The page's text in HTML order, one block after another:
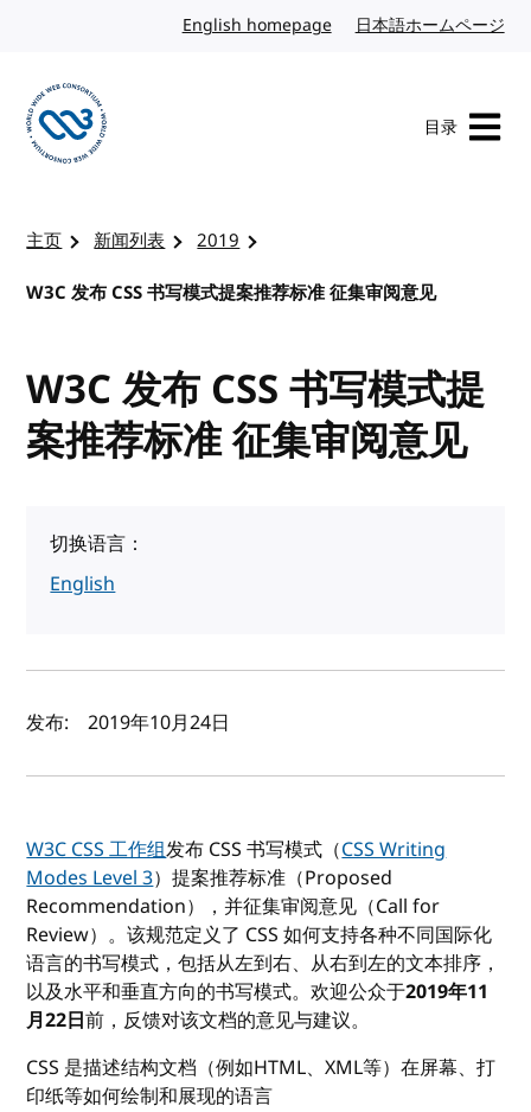
English homepage英文日本語ホームページ
目录
主页 新闻列表
2019
W3C 发布 CSS 书写模式提案推荐标准 征集审阅意见
W3C 发布 CSS 书写模式提
案推荐标准 征集审阅意见
切换语言：
English
作者及发布日期
发布: 2019年10月24日
W3C CSS 工作组发布 CSS 书写模式（CSS Writing
Modes Level 3）提案推荐标准（Proposed
Recommendation），并征集审阅意见（Call for
Review）。该规范定义了 CSS 如何支持各种不同国际化
语言的书写模式，包括从左到右、从右到左的文本排序，
以及水平和垂直方向的书写模式。欢迎公众于2019年11
月22日前，反馈对该文档的意见与建议。
CSS 是描述结构文档（例如HTML、XML等）在屏幕、打
印纸等如何绘制和展现的语言